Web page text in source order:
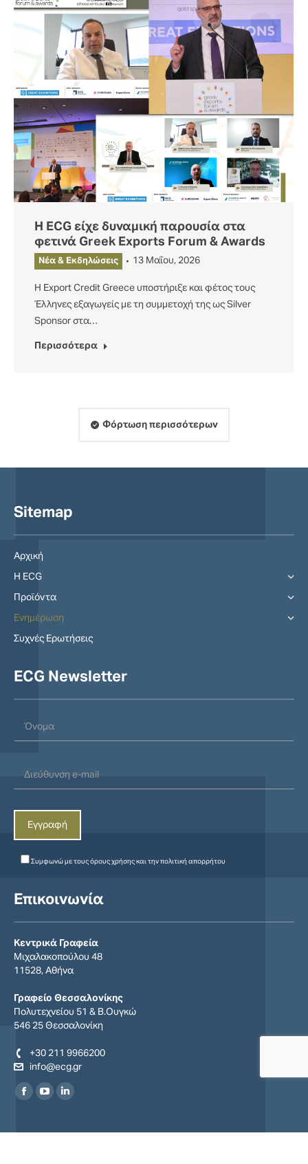
H ECG είχε δυναμική παρουσία στα
φετινά Greek Exports Forum & Awards
Νέα & Εκδηλώσεις 13 Μαΐου, 2026
Η Export Credit Greece υποστήριξε και φέτος τους
Έλληνες εξαγωγείς με τη συμμετοχή της ως Silver
Sponsor στα…
Περισσότερα
Φόρτωση περισσότερων
Sitemap
Αρχική
Η ECG
Προϊόντα
Ενημέρωση
Συχνές Ερωτήσεις
ECG Newsletter
Συμφωνώ με τους όρους χρήσης και την πολιτική απορρήτου
Επικοινωνία
Κεντρικά Γραφεία
Μιχαλακοπούλου 48
11528, Αθήνα
Γραφείο Θεσσαλονίκης
Πολυτεχνείου 51 & Β.Ουγκώ
546 25 Θεσσαλονίκη
+30 211 9966200
info@ecg.gr
Find us on:
Facebook
opens
YouTube
opens
Linkedin
opens